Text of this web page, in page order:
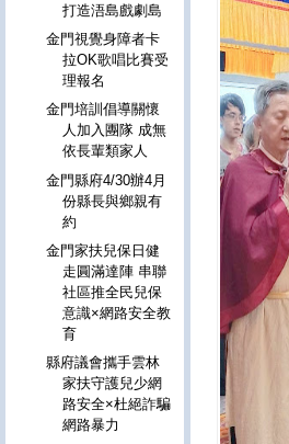
打造浯島戲劇島
金門視覺身障者卡
拉OK歌唱比賽受
理報名
金門培訓倡導關懷
人加入團隊 成無
依長輩類家人
金門縣府4/30辦4月
份縣長與鄉親有
約
金門家扶兒保日健
走圓滿達陣 串聯
社區推全民兒保
意識×網路安全教
育
縣府議會攜手雲林
家扶守護兒少網
路安全×杜絕詐騙
網路暴力